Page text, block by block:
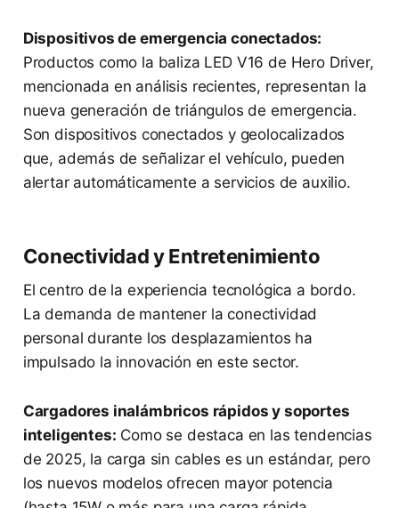
Dispositivos de emergencia conectados:
Productos como la baliza LED V16 de Hero Driver,
mencionada en análisis recientes, representan la
nueva generación de triángulos de emergencia.
Son dispositivos conectados y geolocalizados
que, además de señalizar el vehículo, pueden
alertar automáticamente a servicios de auxilio.
Conectividad y Entretenimiento
El centro de la experiencia tecnológica a bordo.
La demanda de mantener la conectividad
personal durante los desplazamientos ha
impulsado la innovación en este sector.
Cargadores inalámbricos rápidos y soportes
inteligentes: Como se destaca en las tendencias
de 2025, la carga sin cables es un estándar, pero
los nuevos modelos ofrecen mayor potencia